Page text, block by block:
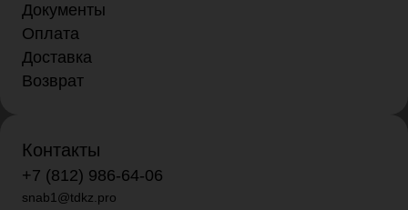
Документы
Оплата
Доставка
Возврат
Контакты
+7 (812) 986-64-06
snab1@tdkz.pro